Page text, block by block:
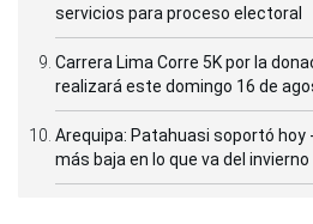
servicios para proceso electoral
Carrera Lima Corre 5K por la
realizará este domingo 16 de
Arequipa: Patahuasi soportó hoy
más baja en lo que va del invierno